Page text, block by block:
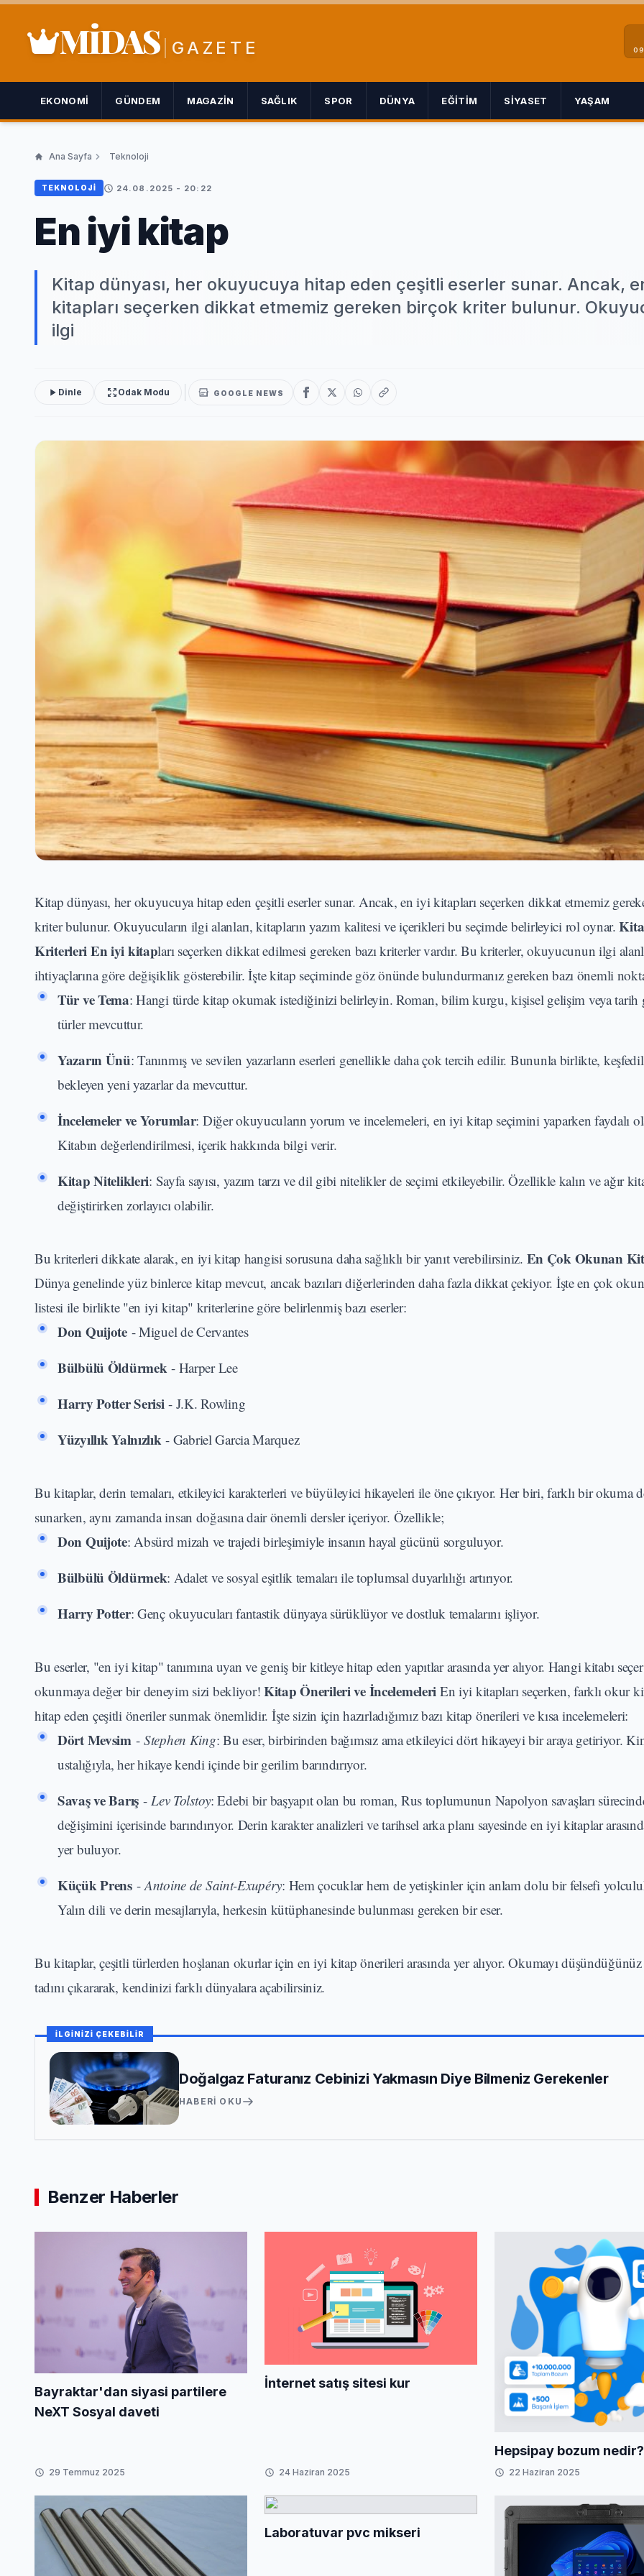
MİDAS GAZETE
EKONOMI GÜNDEM MAGAZIN SAĞLIK SPOR DÜNYA EĞITIM SIYASET YAŞAM
Ana Sayfa Teknoloji
TEKNOLOJI 24.08.2025 - 20:22
En iyi kitap
Kitap dünyası, her okuyucuya hitap eden çeşitli eserler sunar. Ancak,
kitapları seçerken dikkat etmemiz gereken birçok kriter bulunur.
ilgi
Dinle Odak Modu GOOGLE NEWS
Kitap dünyası, her okuyucuya hitap eden çeşitli eserler sunar. Ancak, en iyi kitapları seçerken dikkat etmemiz
kriter bulunur. Okuyucuların ilgi alanları, kitapların yazım kalitesi ve içerikleri bu seçimde belirleyici rol oynar.
KriterleriEn iyi kitapları seçerken dikkat edilmesi gereken bazı kriterler vardır. Bu kriterler, okuyucunun ilgi
ihtiyaçlarına göre değişiklik gösterebilir. İşte kitap seçiminde göz önünde bulundurmanız gereken bazı önemli
Tür ve Tema: Hangi türde kitap okumak istediğinizi belirleyin. Roman, bilim kurgu, kişisel gelişim veya tarih
türler mevcuttur.
Yazarın Ünü: Tanınmış ve sevilen yazarların eserleri genellikle daha çok tercih edilir. Bununla birlikte,
bekleyen yeni yazarlar da mevcuttur.
İncelemeler ve Yorumlar: Diğer okuyucuların yorum ve incelemeleri, en iyi kitap seçimini yaparken faydalı
Kitabın değerlendirilmesi, içerik hakkında bilgi verir.
Kitap Nitelikleri: Sayfa sayısı, yazım tarzı ve dil gibi nitelikler de seçimi etkileyebilir. Özellikle kalın ve ağır
değiştirirken zorlayıcı olabilir.
Bu kriterleri dikkate alarak, en iyi kitap hangisi sorusuna daha sağlıklı bir yanıt verebilirsiniz. En Çok Okunan
Dünya genelinde yüz binlerce kitap mevcut, ancak bazıları diğerlerinden daha fazla dikkat çekiyor. İşte en çok
listesi ile birlikte "en iyi kitap" kriterlerine göre belirlenmiş bazı eserler:
Don Quijote- Miguel de Cervantes
Bülbülü Öldürmek - Harper Lee
Harry Potter Serisi - J.K. Rowling
Yüzyıllık Yalnızlık - Gabriel Garcia Marquez
Bu kitaplar, derin temaları, etkileyici karakterleri ve büyüleyici hikayeleri ile öne çıkıyor. Her biri, farklı bir okuma
sunarken, aynı zamanda insan doğasına dair önemli dersler içeriyor. Özellikle;
Don Quijote: Absürd mizah ve trajedi birleşimiyle insanın hayal gücünü sorguluyor.
Bülbülü Öldürmek: Adalet ve sosyal eşitlik temaları ile toplumsal duyarlılığı artırıyor.
Harry Potter: Genç okuyucuları fantastik dünyaya sürüklüyor ve dostluk temalarını işliyor.
Bu eserler, "en iyi kitap" tanımına uyan ve geniş bir kitleye hitap eden yapıtlar arasında yer alıyor. Hangi kitabı
okunmaya değer bir deneyim sizi bekliyor!Kitap Önerileri ve İncelemeleri En iyi kitapları seçerken, farklı okur
hitap eden çeşitli öneriler sunmak önemlidir. İşte sizin için hazırladığımız bazı kitap önerileri ve kısa incelemeleri:
Dört Mevsim -Stephen King: Bu eser, birbirinden bağımsız ama etkileyici dört hikayeyi bir araya getiriyor.
ustalığıyla, her hikaye kendi içinde bir gerilim barındırıyor.
Savaş ve Barış - Lev Tolstoy: Edebi bir başyapıt olan bu roman, Rus toplumunun Napolyon savaşları
değişimini içerisinde barındırıyor. Derin karakter analizleri ve tarihsel arka planı sayesinde en iyi kitaplar
yer buluyor.
Küçük Prens-Antoine de Saint-Exupéry: Hem çocuklar hem de yetişkinler için anlam dolu bir felsefi
Yalın dili ve derin mesajlarıyla, herkesin kütüphanesinde bulunması gereken bir eser.
Bu kitaplar, çeşitli türlerden hoşlanan okurlar için en iyi kitap önerileri arasında yer alıyor. Okumayı düşündüğünüz
tadını çıkararak, kendinizi farklı dünyalara açabilirsiniz.
İLGİNİZİ ÇEKEBİLİR
Doğalgaz Faturanız Cebinizi Yakmasın Diye Bilmeniz Gerekenler
HABERI OKU
Benzer Haberler
Bayraktar'dan siyasi partilere
NeXT Sosyal daveti
29 Temmuz 2025
İnternet satış sitesi kur
24 Haziran 2025
Hepsipay bozum nedir?
22 Haziran 2025
Laboratuvar pvc mikseri